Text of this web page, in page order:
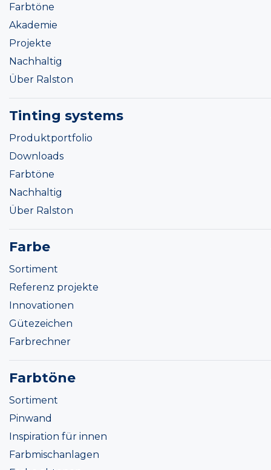
Farbtöne
Akademie
Projekte
Nachhaltig
Über Ralston
Tinting systems
Produktportfolio
Downloads
Farbtöne
Nachhaltig
Über Ralston
Farbe
Sortiment
Referenz projekte
Innovationen
Gütezeichen
Farbrechner
Farbtöne
Sortiment
Pinwand
Inspiration für innen
Farbmischanlagen